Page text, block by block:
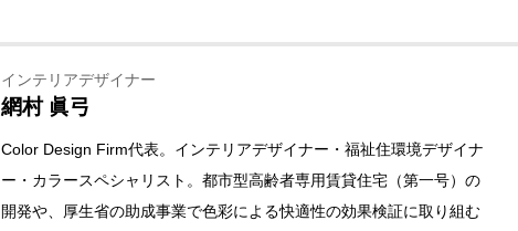
インテリアデザイナー
網村 眞弓
Color Design Firm代表。インテリアデザイナー・福祉住環境デザイナ
ー・カラースペシャリスト。都市型高齢者専用賃貸住宅（第一号）の
開発や、厚生省の助成事業で色彩による快適性の効果検証に取り組む